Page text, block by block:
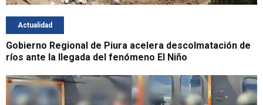
Actualidad
Gobierno Regional de Piura acelera descolmatación de
ríos ante la llegada del fenómeno El Niño